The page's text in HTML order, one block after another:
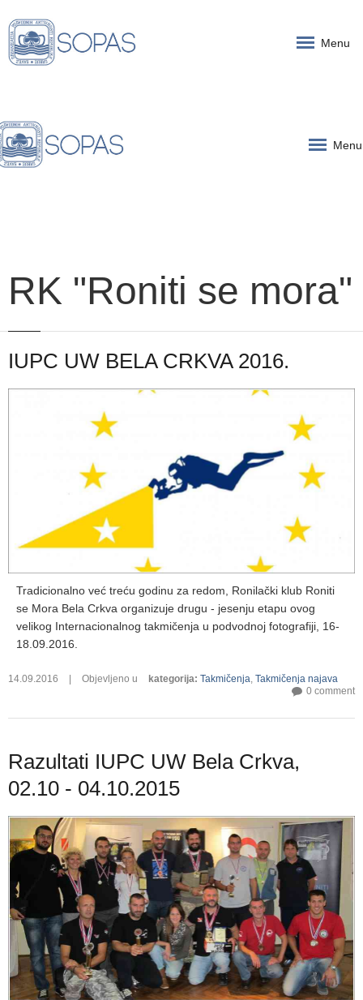
Menu
Menu
RK "Roniti se mora"
IUPC UW BELA CRKVA 2016.
Tradicionalno već treću godinu za redom, Ronilački klub Roniti
se Mora Bela Crkva organizuje drugu - jesenju etapu ovog
velikog Internacionalnog takmičenja u podvodnoj fotografiji, 16-
18.09.2016.
14.09.2016 Objevljeno u kategorija: Takmičenja, Takmičenja najava
0 comment
Razultati IUPC UW Bela Crkva,
02.10 - 04.10.2015